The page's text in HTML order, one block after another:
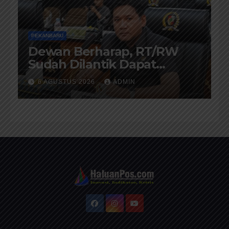
PEKANBARU
Dewan Berharap, RT/RW
Sudah Dilantik Dapat
Memberikan Pelayanan
Terbaik Kepada Masyarakat
6 AGUSTUS 2026 ADMIN